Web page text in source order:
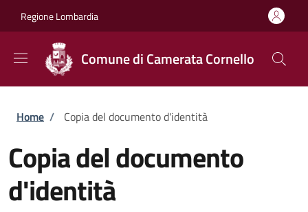
Regione Lombardia
Comune di Camerata Cornello
Briciole di pane
Home / Copia del documento d'identità
Copia del documento
d'identità